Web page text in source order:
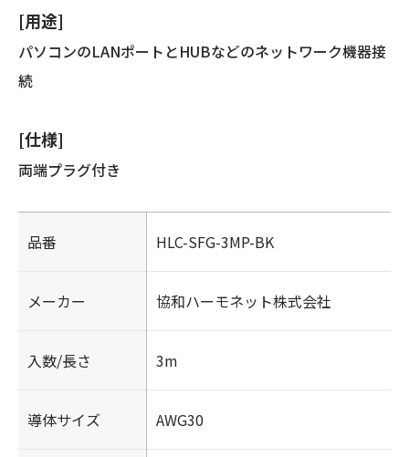
グ
付
き)
個
[用途]
パソコンのLANポートとHUBなどのネットワーク機器接
続
[仕様]
両端プラグ付き
品番 HLC-SFG-3MP-BK
メーカー 協和ハーモネット株式会社
入数/長さ 3m
導体サイズ AWG30